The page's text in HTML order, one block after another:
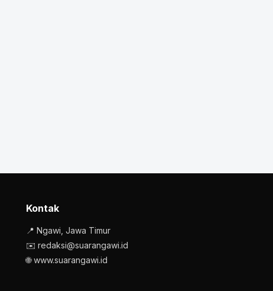
Kontak
📍 Ngawi, Jawa Timur
✉️ redaksi@suarangawi.id
🌐 www.suarangawi.id